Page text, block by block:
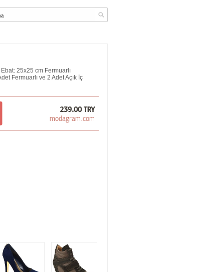
25x25 cm Fermuarlı
Fermuarlı ve 2 Adet Açık İç
239.00 TRY
modagram.com